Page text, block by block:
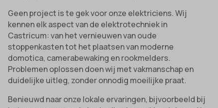
Geen project is te gek voor onze elektriciens. Wij
kennen elk aspect van de elektrotechniek in
Castricum: van het vernieuwen van oude
stoppenkasten tot het plaatsen van moderne
domotica, camerabewaking en rookmelders.
Problemen oplossen doen wij met vakmanschap en
duidelijke uitleg, zonder onnodig moeilijke praat.
Benieuwd naar onze lokale ervaringen, bijvoorbeeld bij